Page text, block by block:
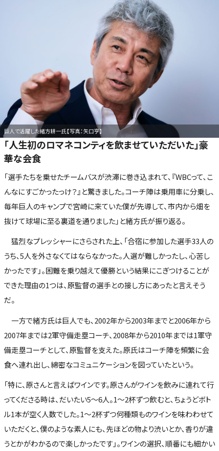
巨人で活躍した緒方耕一氏【写真：矢口亨】
「人生初のロマネコンティを飲ませていただいた」豪
華な会食
「選手たちを乗せたチームバスが渋滞に巻き込まれて、『WBCって、こ
んなにすごかったっけ？』と驚きました。コーチ陣は乗用車に分乗し、
毎年巨人のキャンプで宮崎に来ていた僕が先導して、市内から畑を
抜けて球場に至る裏道を通りました」と緒方氏が振り返る。
猛烈なプレッシャーにさらされた上、「合宿に参加した選手33人の
うち、5人を外さなくてはならなかった。人選が難しかったし、心苦し
かったです」。困難を乗り越えて優勝という結果にこぎつけることが
できた理由の1つは、原監督の選手との接し方にあったと言えそう
だ。
一方で緒方氏は巨人でも、2002年から2003年までと2006年から
2007年までは2軍守備走塁コーチ、2008年から2010年までは1軍守
備走塁コーチとして、原監督を支えた。原氏はコーチ陣を頻繁に会
食へ連れ出し、綿密なコミュニケーションを図っていたという。
「特に、原さんと言えばワインです。原さんがワインを飲みに連れて行
ってくださる時は、だいたい5～6人。1～2杯ずつ飲むと、ちょうどボト
ル1本が空く人数でした。1～2杯ずつ何種類ものワインを味わわせて
いただくと、僕のような素人にも、先ほどの物より渋いとか、香りが違
うとかがわかるので楽しかったです」。ワインの選択、順番にも細かい